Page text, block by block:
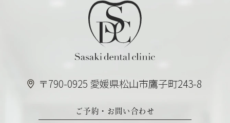
〒790-0925 愛媛県松山市鷹子町243-8
ご予約・お問い合わせ